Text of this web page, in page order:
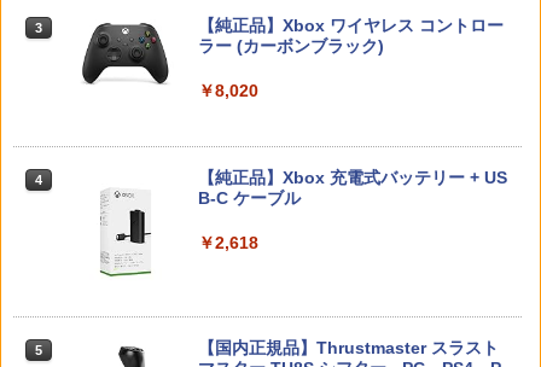
リーでポイント10倍！】【新品】Switch
2 ゲームソフト ゼルダ無双 封印戦記
￥7,791
4
【ポスト投函】Nintendo Switch2 ゲー
ムソフト マリオ/ポケモン/ドラクエ/モ
5
【楽天ブックス限定特典+特典】空の軌
【当店独自で＋P10倍★要エントリー】
OF THE ERDTREE EDITION(エルデンリ
(20240621)
￥4,780
3
【レビュー特典】 山崎実業 【 蓋付き重
ねられるゲーム機器収納ケース スマート
/ switch2 / switch2 Lite スイッチ2 収納
しゃれ 白 黒
￥3,190
ウデングリップ]
3
【中古】2．トイ・ストーリー MovieNE
X BD＋DVDセット 【ブルーレイ】／ト
定番スタジオ
y】(オリジナル トトロの手ぬぐい) [ 宮
Nintendo Switch 2(日本語・国内専用)
ンラインコード版
J) PlayStation 5
トローラー ミッドナイト ブラック(CFI-
ZCT2J01)
3
【純正品】Xbox ワイヤレス コントロー
ラー (カーボンブラック)
￥8,020
4
【純正品】Xbox 充電式バッテリー + US
B-C ケーブル
￥2,618
5
【国内正規品】Thrustmaster スラスト